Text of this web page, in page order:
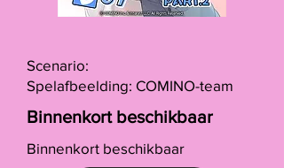
Scenario:
Spelafbeelding: COMINO-team
Binnenkort beschikbaar
Binnenkort beschikbaar